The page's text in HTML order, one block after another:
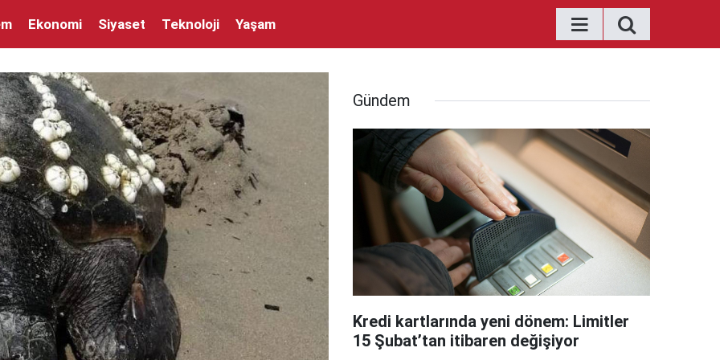
Ekonomi Siyaset Teknoloji Yaşam
Gündem
Kredi kartlarında yeni dönem: Limitler
15 Şubat’tan itibaren değişiyor